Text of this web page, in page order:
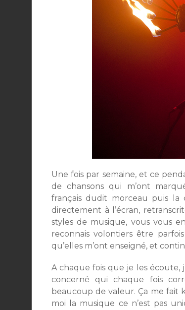
Une fois par semaine, et ce
de chansons qui m’ont
français dudit morceau puis la
directement à l’écran,
styles de musique, vous vous
reconnais volontiers être
qu’elles m’ont enseigné, et
A chaque fois que je les écoute,
concerné qui chaque fois
beaucoup de valeur. Ça me fait
moi la musique ce n’est pas